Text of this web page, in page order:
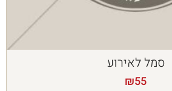
סמל לאירוע
₪55